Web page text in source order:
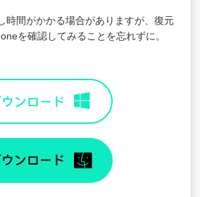
時間がかかる場合がありますが、復元
を確認してみることを忘れずに。